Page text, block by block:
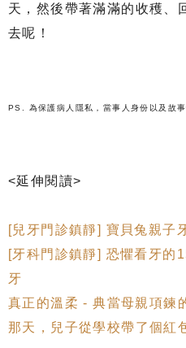
天，然後帶著滿滿的收穫、
去呢！
PS. 為保護病人隱私，當事人身份以及故事
<延伸閱讀>
[兒牙門診鎮靜] 寶貝兔親子
[牙科門診鎮靜] 恐懼看牙的
牙
真正的溫柔 - 典當母親項鍊
那天，兒子從學校帶了個紅